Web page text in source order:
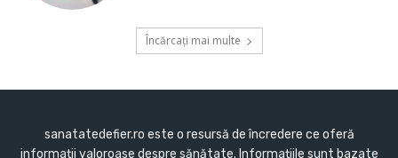
Încărcați mai multe
sanatatedefier.ro este o resursă de încredere ce oferă
informații valoroase despre sănătate. Informațiile sunt bazate